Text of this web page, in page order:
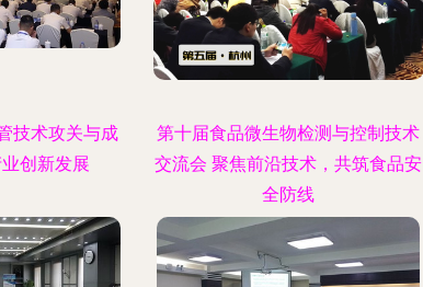
技术攻关与成
创新发展
第十届食品微生物检测与控制技术
交流会 聚焦前沿技术，共筑食品安
全防线